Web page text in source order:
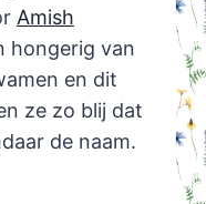
Amish
hongerig van
en dit
ze zo blij dat
de naam.